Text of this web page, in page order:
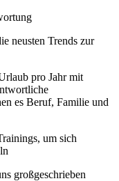
neusten Trends zur
pro Jahr mit
es Beruf, Familie und
um sich
großgeschrieben